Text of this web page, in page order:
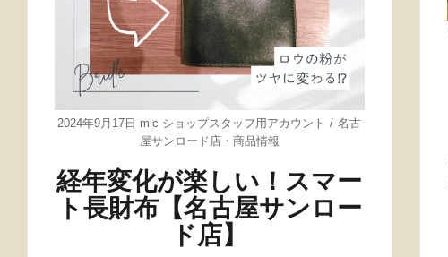
2024年9月17日 mic ショップスタッフ用アカウント
名古
屋サンロード店・ 商品情報
経年変化が楽しい！スマー
ト長財布【名古屋サンロー
ド店】